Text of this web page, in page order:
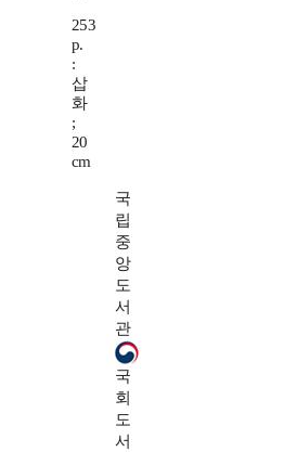
253
p.
:
삽
화
;
20
cm
국
립
중
앙
도
서
관
국
회
도
서